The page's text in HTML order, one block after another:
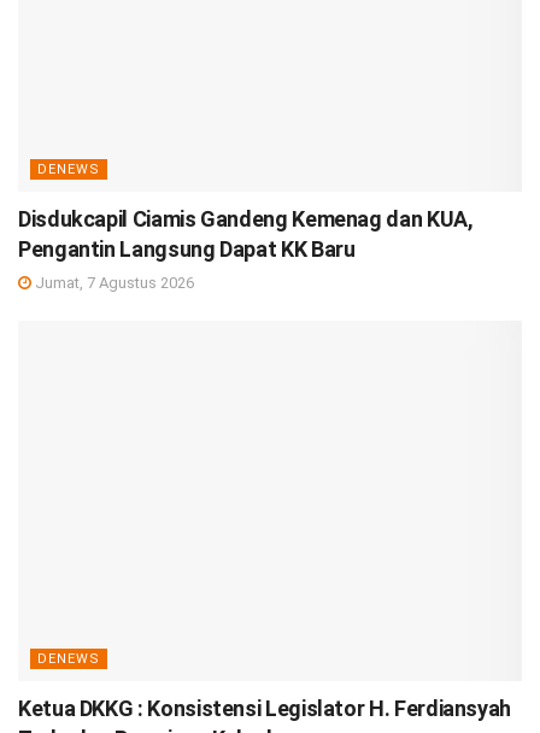
DENEWS
Disdukcapil Ciamis Gandeng Kemenag dan KUA,
Pengantin Langsung Dapat KK Baru
Jumat, 7 Agustus 2026
DENEWS
Ketua DKKG : Konsistensi Legislator H. Ferdiansyah